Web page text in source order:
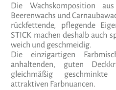
Die Wachskomposition
Beerenwachs und
rückfettende, pflegende
STICK machen deshalb auch
weich und geschmeidig.
Die einzigartigen
anhaltenden, guten
gleichmäßig
attraktiven Farbnuancen.